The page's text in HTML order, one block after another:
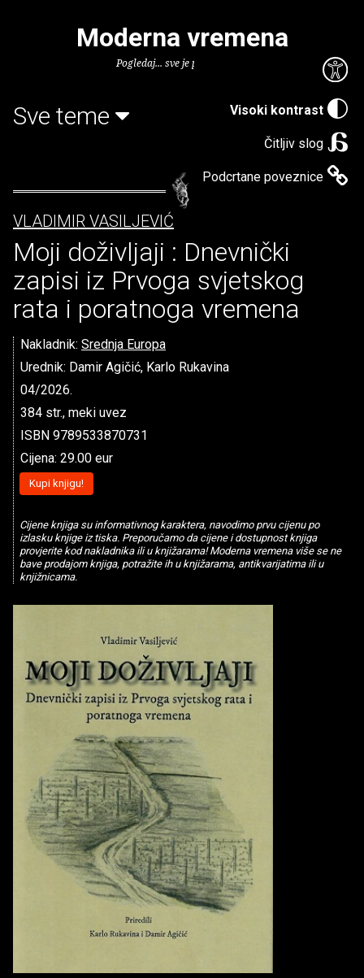
Visoki kontrast
Čitljiv slog
Podcrtane poveznice
Moderna vremena
Pogledaj... sve je puno knjiga.
Sve teme
VLADIMIR VASILJEVIĆ
Moji doživljaji : Dnevnički
zapisi iz Prvoga svjetskog
rata i poratnoga vremena
Nakladnik: Srednja Europa
Urednik: Damir Agičić, Karlo Rukavina
04/2026.
384 str., meki uvez
ISBN 9789533870731
Cijena: 29.00 eur
Kupi knjigu!
Cijene knjiga su informativnog karaktera, navodimo prvu cijenu po
izlasku knjige iz tiska. Preporučamo da cijene i dostupnost knjiga
provjerite kod nakladnika ili u knjižarama! Moderna vremena više se ne
bave prodajom knjiga, potražite ih u knjižarama, antikvarijatima ili u
knjižnicama.